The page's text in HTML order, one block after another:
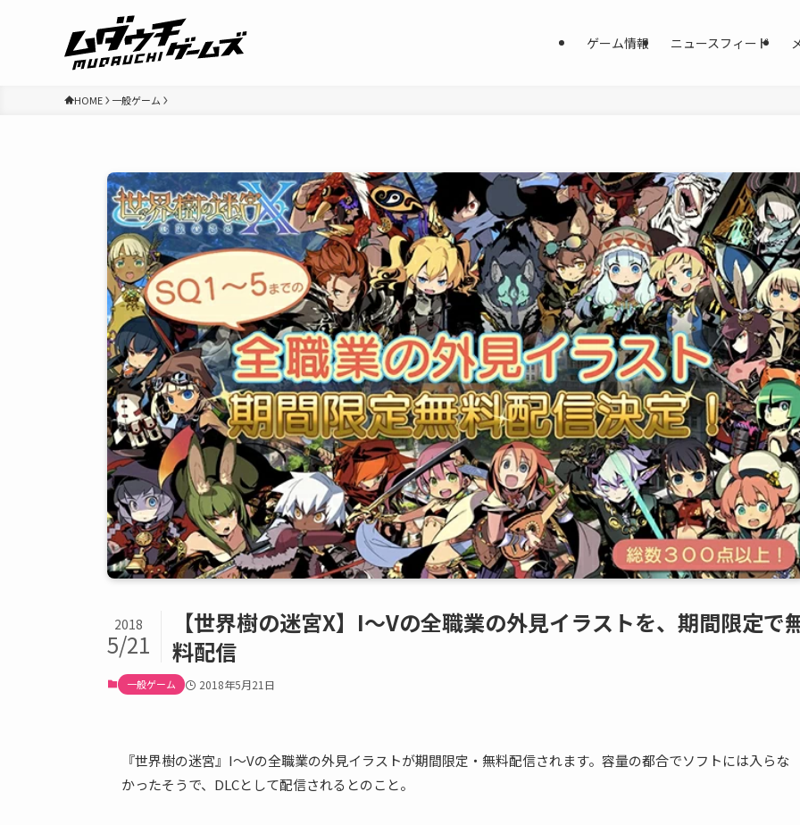
ゲーム情報 ニュースフィード
HOME 一般ゲーム
【世界樹の迷宮X】I〜Vの全職業の外見イラストを、期間限定で
料配信
2018
5/21
一般ゲーム 2018年5月21日
『世界樹の迷宮』I〜Vの全職業の外見イラストが期間限定・無料配信されます。容量の都合でソフトには入らな
かったそうで、DLCとして配信されるとのこと。